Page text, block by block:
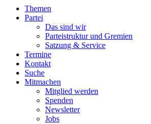
Themen
Partei
Das sind wir
Parteistruktur und Gremien
Satzung & Service
Termine
Kontakt
Suche
Mitmachen
Mitglied werden
Spenden
Newsletter
Jobs